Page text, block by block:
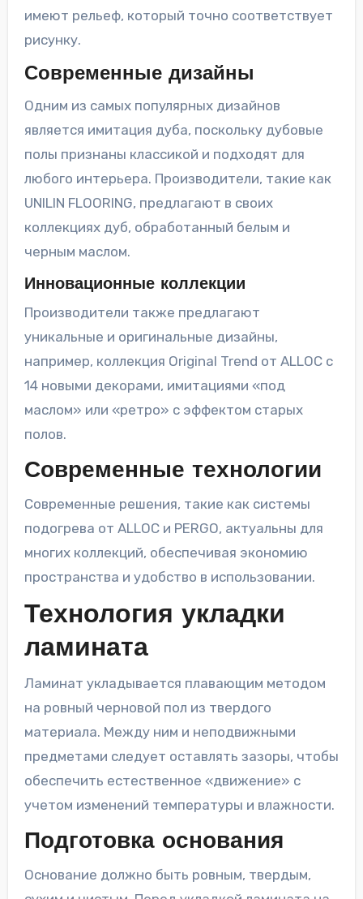
имеют рельеф, который точно соответствует
рисунку.
Современные дизайны
Одним из самых популярных дизайнов
является имитация дуба, поскольку дубовые
полы признаны классикой и подходят для
любого интерьера. Производители, такие как
UNILIN FLOORING, предлагают в своих
коллекциях дуб, обработанный белым и
черным маслом.
Инновационные коллекции
Производители также предлагают
уникальные и оригинальные дизайны,
например, коллекция Original Trend от ALLOC с
14 новыми декорами, имитациями «под
маслом» или «ретро» с эффектом старых
полов.
Современные технологии
Современные решения, такие как системы
подогрева от ALLOC и PERGO, актуальны для
многих коллекций, обеспечивая экономию
пространства и удобство в использовании.
Технология укладки
ламината
Ламинат укладывается плавающим методом
на ровный черновой пол из твердого
материала. Между ним и неподвижными
предметами следует оставлять зазоры, чтобы
обеспечить естественное «движение» с
учетом изменений температуры и влажности.
Подготовка основания
Основание должно быть ровным, твердым,